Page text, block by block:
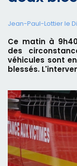
Jean-Paul-Lottier le
Ce matin à
des
véhicules sont
blessés.